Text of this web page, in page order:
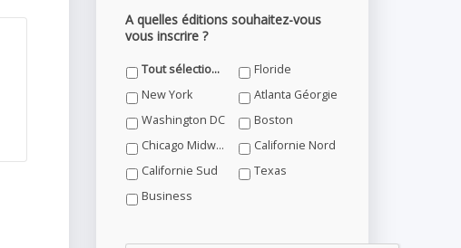
A quelles éditions souhaitez-vous
vous inscrire ?
Tout sélectionner
Floride
New York
Atlanta Géorgie
Washington DC
Boston
Chicago Midwest
Californie Nord
Californie Sud
Texas
Business